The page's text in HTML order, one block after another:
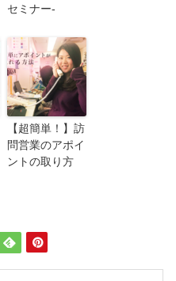
セミナー‐
【超簡単！】訪
問営業のアポイ
ントの取り方